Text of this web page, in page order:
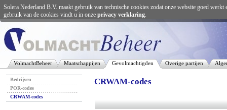
VolmachtBeheer Maatschappijen Gevolmachtigden Overige partijen
Bedrijven
POR-codes
CRWAM-codes
CRWAM-codes
Solera Nederland B.V. maakt gebruik van technische cookies zodat onze website goed
gebruik van de cookies vindt u in onze privacy verklaring.